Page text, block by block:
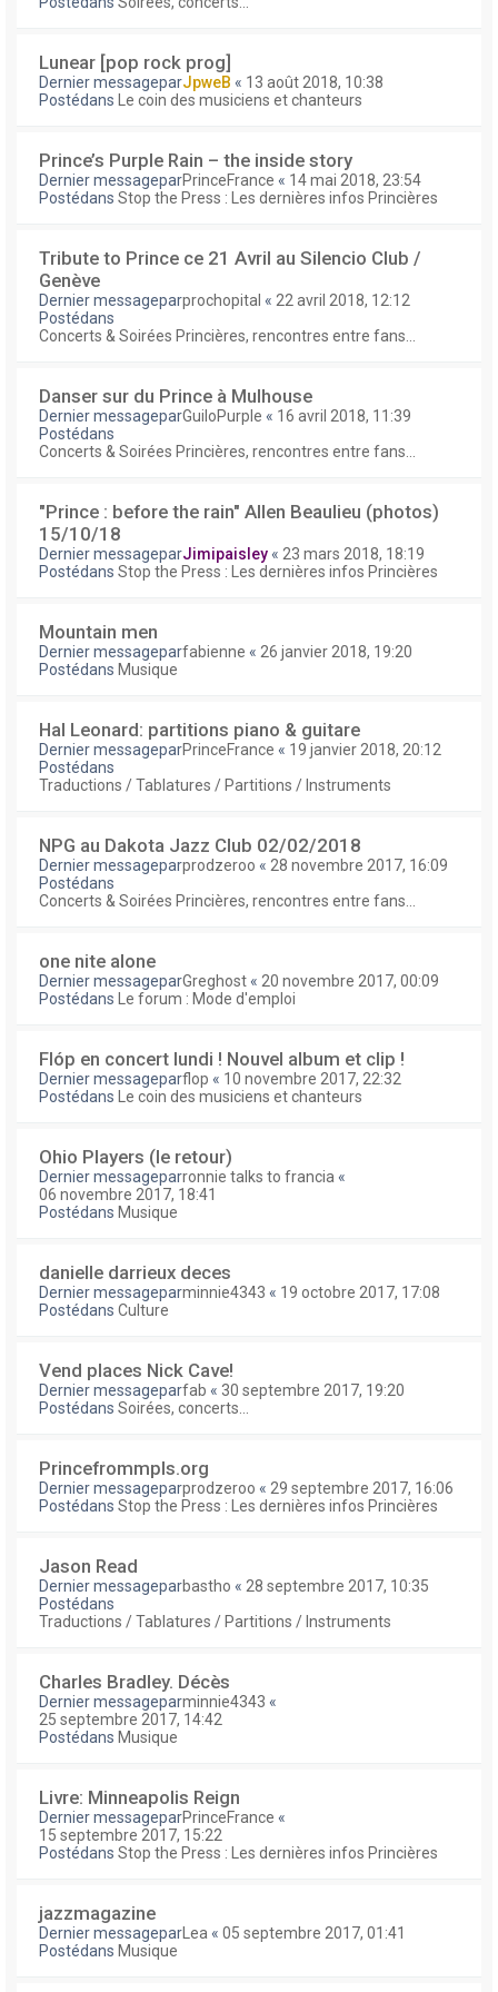
Lunear [pop rock prog]
Dernier messageparJpweB « 13 août 2018, 10:38
Postédans
Le coin des musiciens et chanteurs
Prince’s Purple Rain – the inside story
Dernier messageparPrinceFrance « 14 mai 2018, 23:54
Postédans Stop the Press : Les dernières infos Princières
Tribute to Prince ce 21 Avril au Silencio Club /
Genève
Dernier messageparprochopital « 22 avril 2018, 12:12
Postédans
Concerts & Soirées Princières, rencontres entre fans...
Danser sur du Prince à Mulhouse
Dernier messageparGuiloPurple « 16 avril 2018, 11:39
Postédans
Concerts & Soirées Princières, rencontres entre fans...
"Prince : before the rain" Allen Beaulieu (photos)
15/10/18
Dernier messageparJimipaisley « 23 mars 2018, 18:19
Postédans Stop the Press : Les dernières infos Princières
Mountain men
Dernier messageparfabienne « 26 janvier 2018, 19:20
Postédans Musique
Hal Leonard: partitions piano & guitare
Dernier messageparPrinceFrance « 19 janvier 2018, 20:12
Postédans
Traductions / Tablatures / Partitions / Instruments
NPG au Dakota Jazz Club 02/02/2018
Dernier messageparprodzeroo « 28 novembre 2017, 16:09
Postédans
Concerts & Soirées Princières, rencontres entre fans...
one nite alone
Dernier messageparGreghost « 20 novembre 2017, 00:09
Postédans
Le forum : Mode d'emploi
Flóp en concert lundi ! Nouvel album et clip !
Dernier messageparflop « 10 novembre 2017, 22:32
Postédans
Le coin des musiciens et chanteurs
Ohio Players (le retour)
Dernier messageparronnie talks to francia «
06 novembre 2017, 18:41
Postédans Musique
danielle darrieux deces
Dernier messageparminnie4343 « 19 octobre 2017, 17:08
Postédans Culture
Vend places Nick Cave!
Dernier messageparfab « 30 septembre 2017, 19:20
Postédans Soirées, concerts...
Princefrommpls.org
Dernier messageparprodzeroo « 29 septembre 2017, 16:06
Postédans Stop the Press : Les dernières infos Princières
Jason Read
Dernier messageparbastho « 28 septembre 2017, 10:35
Postédans
Traductions / Tablatures / Partitions / Instruments
Charles Bradley. Décès
Dernier messageparminnie4343 «
25 septembre 2017, 14:42
Postédans Musique
Livre: Minneapolis Reign
Dernier messageparPrinceFrance «
15 septembre 2017, 15:22
Postédans Stop the Press : Les dernières infos Princières
jazzmagazine
Dernier messagepar Lea « 05 septembre 2017, 01:41
Postédans Musique